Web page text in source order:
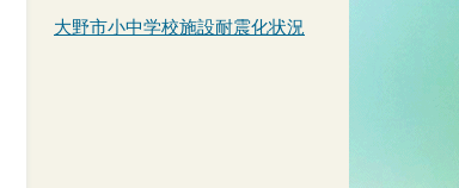
大野市小中学校施設耐震化状況